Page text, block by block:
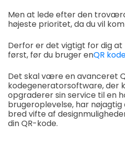
Men at lede efter den
højeste prioritet, da du vil
Derfor er det vigtigt for dig at
først, før du bruger enQR
Det skal være en avanceret
kodegeneratorsoftware, der
opgraderer sin service til en
brugeroplevelse, har
bred vifte af
din QR-kode.